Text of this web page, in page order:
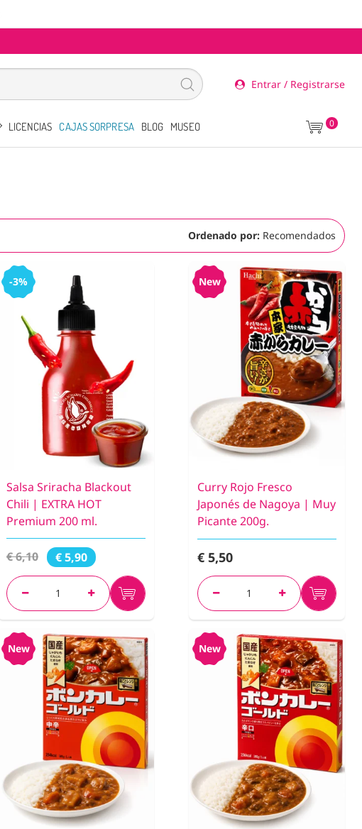
Entrar / Registrarse
LICENCIAS CAJAS SORPRESA BLOG MUSEO 0
Ordenado por: Recomendados
-3%
Salsa Sriracha Blackout
Chili | EXTRA HOT
Premium 200 ml.
€ 6,10 € 5,90
New
Curry Rojo Fresco
Japonés de Nagoya | Muy
Picante 200g.
€ 5,50
New New